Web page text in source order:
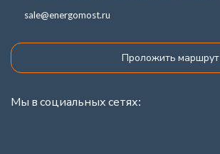
sale@energomost.ru
Проложить маршрут
Мы в социальных сетях: